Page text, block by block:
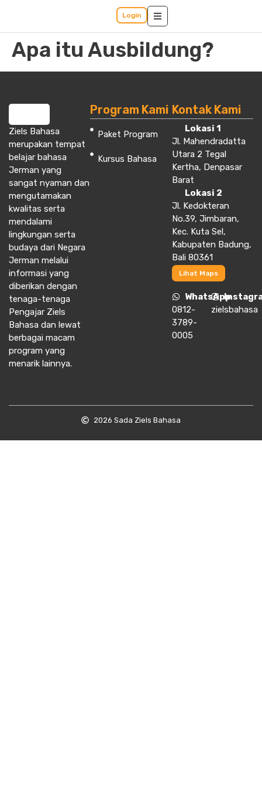
Login
Apa itu Ausbildung?
Ziels Bahasa
merupakan tempat
belajar bahasa
Jerman yang
sangat nyaman dan
mengutamakan
kwalitas serta
mendalami
lingkungan serta
budaya dari Negara
Jerman melalui
informasi yang
diberikan dengan
tenaga-tenaga
Pengajar Ziels
Bahasa dan lewat
berbagai macam
program yang
menarik lainnya.
Program Kami
Paket Program
Kursus Bahasa
Kontak Kami
Lokasi 1
Jl. Mahendradatta
Utara 2 Tegal
Kertha, Denpasar
Barat
Lokasi 2
Jl. Kedokteran
No.39, Jimbaran,
Kec. Kuta Sel,
Kabupaten Badung,
Bali 80361
Lihat Maps
WhatsApp
0812-
3789-
0005
zielsbahasa
2026 Sada Ziels Bahasa